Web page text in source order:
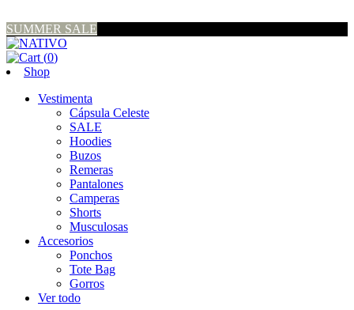
SUMMER SALE
(0)
Shop
Vestimenta
Cápsula Celeste
SALE
Hoodies
Buzos
Remeras
Pantalones
Camperas
Shorts
Musculosas
Accesorios
Ponchos
Tote Bag
Gorros
Ver todo